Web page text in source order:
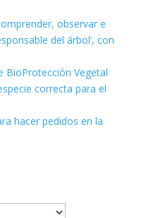
observar e
del árbol’, con
BioProtección Vegetal
correcta para el
hacer pedidos en la